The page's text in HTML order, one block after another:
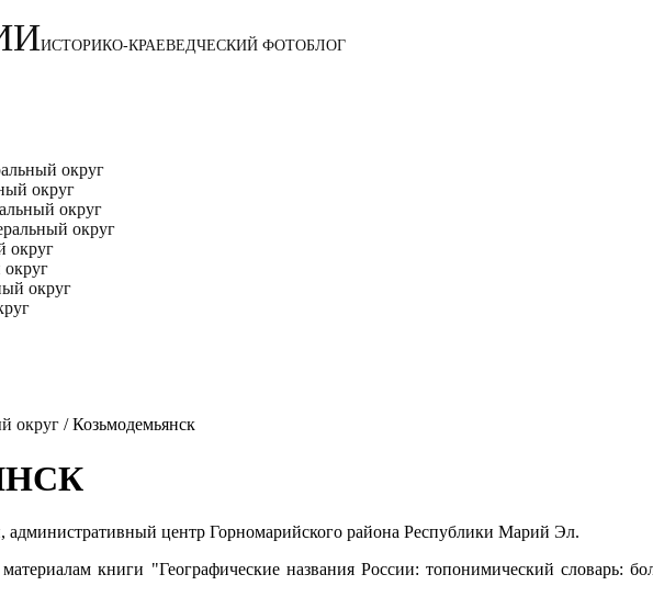
ИСТОРИКО-КРАЕВЕДЧЕСКИЙ ФОТОБЛОГ
округ
округ
округ
округ
округ
округ
округ
округ / Козьмодемьянск
административный центр Горномарийского района Республики Марий Эл.
книги "Географические названия России: топонимический